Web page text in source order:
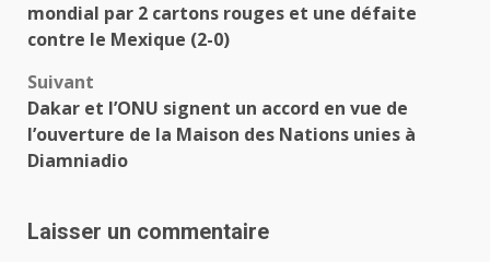
d’article
mondial par 2 cartons rouges et une défaite
contre le Mexique (2-0)
Suivant
Dakar et l’ONU signent un accord en vue de
l’ouverture de la Maison des Nations unies à
Diamniadio
Laisser un commentaire